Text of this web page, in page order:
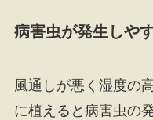
病害虫が発生しや
風通しが悪く湿度の
に植えると病害虫の